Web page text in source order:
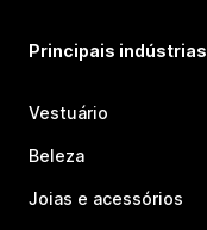
Principais indústrias
Vestuário
Beleza
Joias e acessórios